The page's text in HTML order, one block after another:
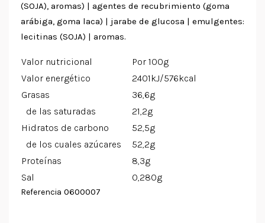
(SOJA), aromas) | agentes de recubrimiento (goma
arábiga, goma laca) | jarabe de glucosa | emulgentes:
lecitinas (SOJA) | aromas.
Valor nutricional
Por 100g
Valor energético
2401kJ/576kcal
Grasas
36,6g
de las saturadas
21,2g
Hidratos de carbono
52,5g
de los cuales azúcares
52,2g
Proteínas
8,3g
Sal
0,280g
Referencia 0600007